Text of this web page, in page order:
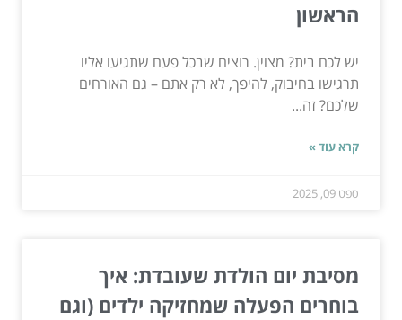
הראשון
יש לכם בית? מצוין. רוצים שבכל פעם שתגיעו אליו
תרגישו בחיבוק, להיפך, לא רק אתם – גם האורחים
שלכם? זה...
קרא עוד »
ספט 09, 2025
מסיבת יום הולדת שעובדת: איך
בוחרים הפעלה שמחזיקה ילדים (וגם